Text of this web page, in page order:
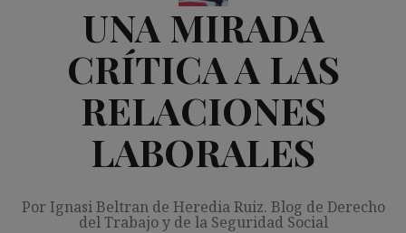
UNA MIRADA
CRÍTICA A LAS
RELACIONES
LABORALES
Por Ignasi Beltran de Heredia Ruiz. Blog de Derecho
del Trabajo y de la Seguridad Social